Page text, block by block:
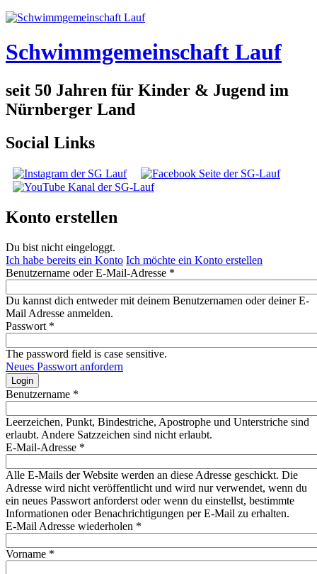
Schwimmgemeinschaft Lauf
seit 50 Jahren für Kinder & Jugend im
Nürnberger Land
Social Links
Konto erstellen
Du bist nicht eingeloggt.
Ich habe bereits ein Konto Ich möchte ein Konto erstellen
Benutzername oder E-Mail-Adresse *
Du kannst dich entweder mit deinem Benutzernamen oder deiner E-
Mail Adresse anmelden.
Passwort *
The password field is case sensitive.
Neues Passwort anfordern
Benutzername *
Leerzeichen, Punkt, Bindestriche, Apostrophe und Unterstriche sind
erlaubt. Andere Satzzeichen sind nicht erlaubt.
E-Mail-Adresse *
Alle E-Mails der Website werden an diese Adresse geschickt. Die
Adresse wird nicht veröffentlicht und wird nur verwendet, wenn du
ein neues Passwort anforderst oder wenn du einstellst, bestimmte
Informationen oder Benachrichtigungen per E-Mail zu erhalten.
E-Mail Adresse wiederholen *
Vorname *